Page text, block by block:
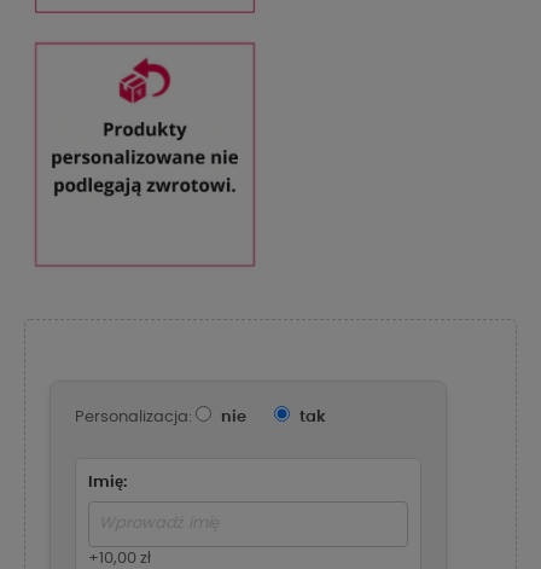
Personalizacja: nie tak
Imię:
+10,00 zł